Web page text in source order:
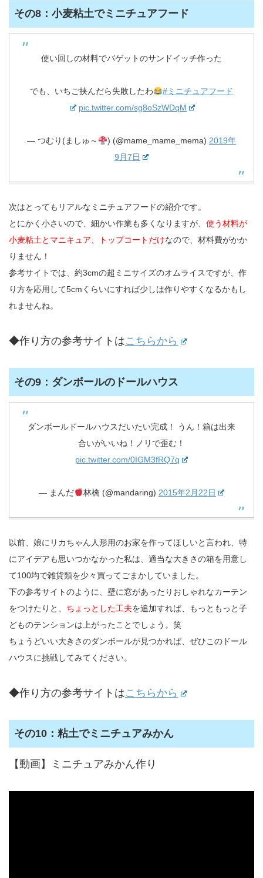
その8：小麦粘土でミニチュアフード
使い回しの材料でバゲットのサンドイッチ作った
でも、いちご挟んだら失敗したわ
#ミニチュアフード
pic.twitter.com/sg8oSzWDqM
— つむり(ましゅ～ ) (@mame_mame_mema) 2019年
9月7日
次はとってもリアルなミニチュアフードの紹介です。
とにかく小さいので、細かい作業も多くなりますが、 使う材料が
小麦粘土とマニキュア、トップコートだけなので、材料費がかか
りません！
参考サイトでは、約3cmの超ミニサイズのオムライスですが、作
り方を応用して5cmくらいにすれば少しは作りやすくなるかもし
れませんね。
◆作り方の参考サイトはこちらから
その9：ダンボールのドールハウス
ダンボールドールハウスだいたい完成！ うん！箱は出来
合いがいいね！ノリで歪む！
pic.twitter.com/0IGM3fRQ7q
— まんだ 林檎 (@mandaring) 2015年2月22日
以前、娘にリカちゃん人形用のお家を作ってほしいと言われ、特
にアイデアも思いつかなかった私は、適当な大きさの箱を用意し
て100均で雑貨類を少々買ってごまかしていました。
下の参考サイトのように、壁に窓があったりおしゃれなカーテン
をつけたりと、 ちょっとした工夫を追加すれば、もっともっと子
どものテンションは上がったことでしょう。笑
ちょうどいい大きさのダンボールが見つかれば、ぜひこのドール
ハウスに挑戦してみてください。
◆作り方の参考サイトはこちらから
その10：粘土でミニチュアみかん
【動画】ミニチュアみかん作り